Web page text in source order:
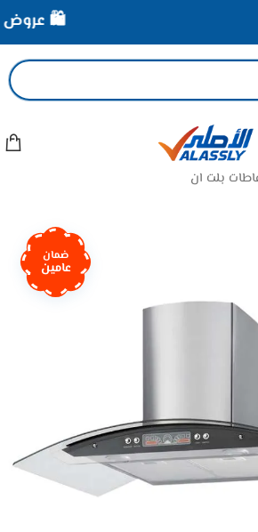
بلت ان
ضمان
عامين
🛍️ عروض